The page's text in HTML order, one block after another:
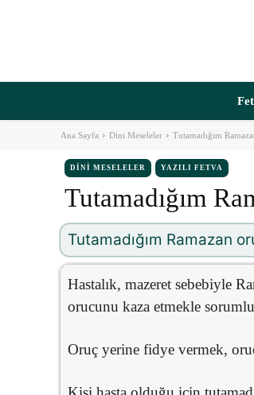
Ana Sayfa Dini Meseleler Tutamadığım
DINI MESELELER YAZILI FETVA
Tutamadığım
Tutamadığım Ramazan
Hastalık, mazeret sebebiyle
orucunu kaza etmekle
Oruç yerine fidye vermek,